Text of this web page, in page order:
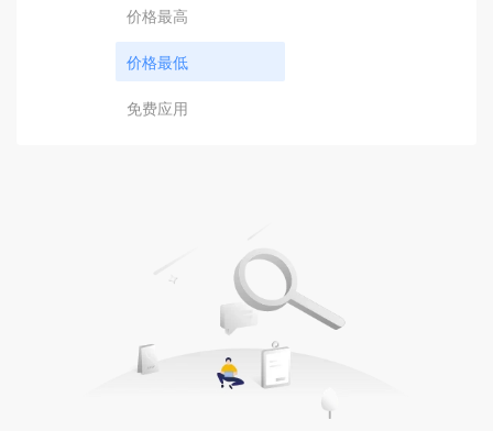
价格最高
价格最低
免费应用